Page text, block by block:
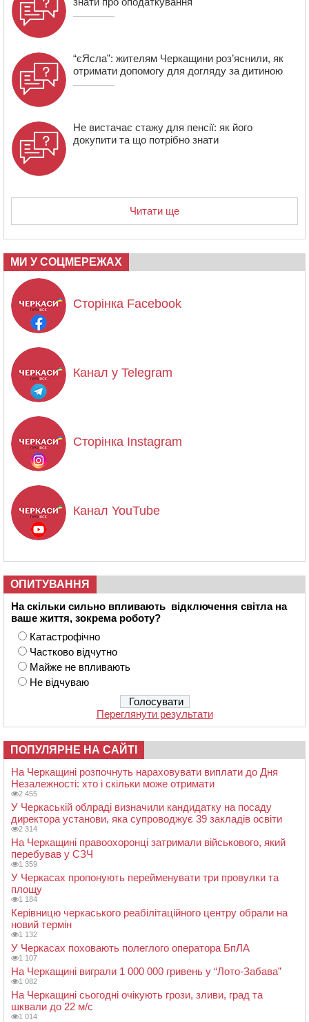
“єЯсла”: жителям Черкащини роз’яснили, як
отримати допомогу для догляду за дитиною
Не вистачає стажу для пенсії: як його
докупити та що потрібно знати
Читати ще
МИ У СОЦМЕРЕЖАХ
Сторінка Facebook
Канал у Telegram
Сторінка Instagram
Канал YouTube
ОПИТУВАННЯ
На скільки сильно впливають відключення світла на
ваше життя, зокрема роботу?
Катастрофічно
Частково відчутно
Майже не впливають
Не відчуваю
Переглянути результати
ПОПУЛЯРНЕ НА САЙТІ
На Черкащині розпочнуть нараховувати виплати до Дня
Незалежності: хто і скільки може отримати
2 455
У Черкаській облраді визначили кандидатку на посаду
директора установи, яка супроводжує 39 закладів освіти
2 314
На Черкащині правоохоронці затримали військового, який
перебував у СЗЧ
1 359
У Черкасах пропонують перейменувати три провулки та
площу
1 184
Керівницю черкаського реабілітаційного центру обрали на
новий термін
1 132
У Черкасах поховають полеглого оператора БпЛА
1 107
На Черкащині виграли 1 000 000 гривень у “Лото-Забава”
1 082
На Черкащині сьогодні очікують грози, зливи, град та
шквали до 22 м/с
1 014